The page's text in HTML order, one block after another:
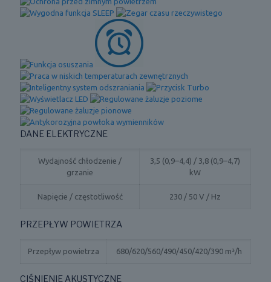
DANE ELEKTRYCZNE
Wydajność chłodzenie /
grzanie
3,5 (0,9–4,4) / 3,8 (0,9–4,7)
kW
Napięcie / częstotliwość 230 / 50 V / Hz
PRZEPŁYW POWIETRZA
Przepływ powietrza 680/620/560/490/450/420/390 m³/h
CIŚNIENIE AKUSTYCZNE